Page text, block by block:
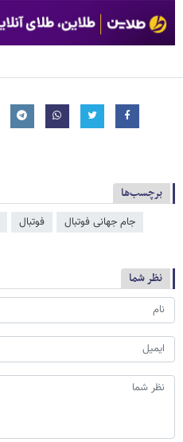
برچسب‌ها
جام جهانی فوتبال فوتبال
نظر شما